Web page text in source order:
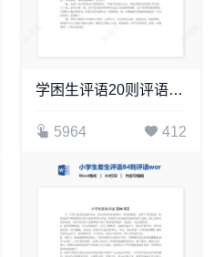
学困生评语20则评语word模板
5964 412